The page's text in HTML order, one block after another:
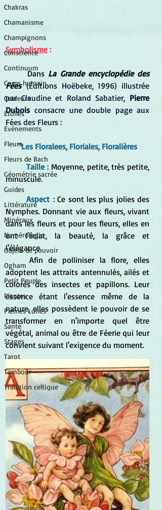
Chakras
Chamanisme
Champignons
Conscience
Continuum
Corps humain
Couleurs
Etoiles
Evénements
Fleurs
Fleurs de Bach
Géométrie sacrée
Guides
Littérature
Minéraux
Numérologie
Objets de pouvoir
Ogham
Petit Peuple
Plantes
Pleines Lunes
Santé
Stages
Tarot
Tambour
Tradition celtique
Symbolisme :
Dans La Grande encyclopédie des
Fées (Éditions Hoëbeke, 1996) illustrée
par Claudine et Roland Sabatier, Pierre
Dubois consacre une double page aux
Fées des Fleurs :
"Les Floralees, Floriales, Floralières
	Taille
: Moyenne, petite, très petite,
minuscule.
	Aspect
: Ce sont les plus jolies des
Nymphes. Donnant vie aux fleurs, vivant
dans les fleurs et pour les fleurs, elles en
ont l'éclat, la beauté, la grâce et
l'élégance.
adoptent les attraits antennulés, ailés et
colorés des insectes et papillons. Leur
essence étant l'essence même de la
nature, elles possèdent le pouvoir de se
transformer en n'importe quel être
végétal, animal ou être de Féerie qui leur
convient suivant l'exigence du moment.